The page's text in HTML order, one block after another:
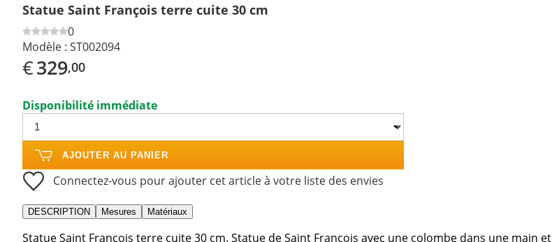
Statue Saint François terre cuite 30 cm
0
Modèle : ST002094
€329,00
Disponibilité immédiate
AJOUTER AU PANIER
Connectez-vous pour ajouter cet article à votre liste des envies
DESCRIPTION Mesures Matériaux
Statue Saint François terre cuite 30 cm. Statue de Saint François avec une colombe dans une main et